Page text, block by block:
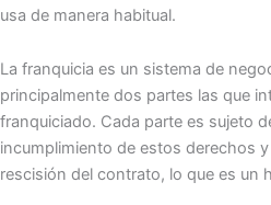
usa de manera habitual.
La franquicia es un sistema de
principalmente dos partes las que
franquiciado. Cada parte es sujeto
incumplimiento de estos derechos
rescisión del contrato, lo que es un